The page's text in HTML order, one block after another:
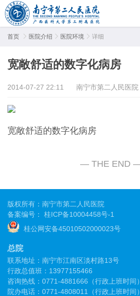
首页  医院介绍  医院环境  详细
宽敞舒适的数字化病房
2014-07-27 22:11 南宁市第二人民医院
宽敞舒适的数字化病房
版权所有：南宁市第二人民医院
备案编号：
桂ICP备10004458号-1
桂公网安备45010502000023号
总院
联系地址：南宁市江南区淡村路13号
行政总值班：13977155466
咨询热线：0771-4881666（行政上班时间）
院办电话：0771-4808011（行政上班时间）